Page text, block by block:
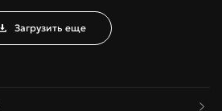
Загрузить еще